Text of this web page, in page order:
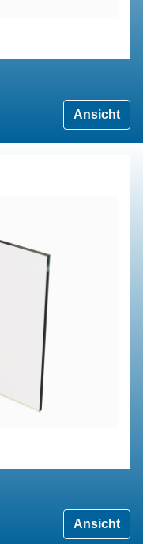
Ansicht
Ansicht